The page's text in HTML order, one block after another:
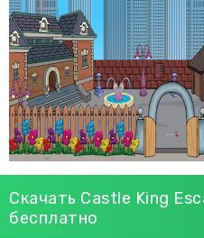
Скачать Castle King
бесплатно